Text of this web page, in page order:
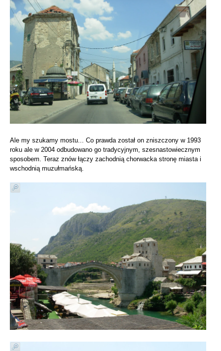
Ale my szukamy mostu... Co prawda został on zniszczony w 1993
roku ale w 2004 odbudowano go tradycyjnym, szesnastowiecznym
sposobem. Teraz znów łączy zachodnią chorwacka stronę miasta i
wschodnią muzułmańską.